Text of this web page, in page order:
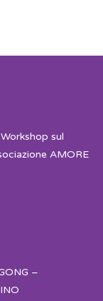
sul
AMORE
–